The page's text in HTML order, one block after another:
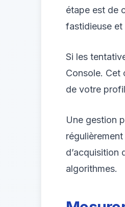
étape est de
fastidieuse et
Si les
Console. Cet
de votre
Une gestion
d’acquisition
algorithmes.